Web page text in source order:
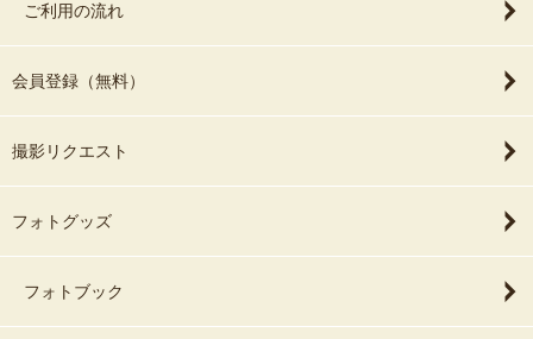
ご利用の流れ
会員登録（無料）
撮影リクエスト
フォトグッズ
フォトブック